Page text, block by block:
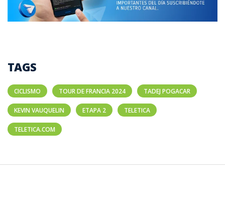
TAGS
CICLISMO TOUR DE FRANCIA 2024 TADEJ POGACAR
KEVIN VAUQUELIN ETAPA 2 TELETICA
TELETICA.COM